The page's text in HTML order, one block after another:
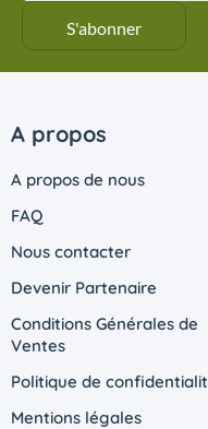
A propos
A propos de nous
FAQ
Nous contacter
Devenir Partenaire
Conditions Générales de
Ventes
Politique de
Mentions légales